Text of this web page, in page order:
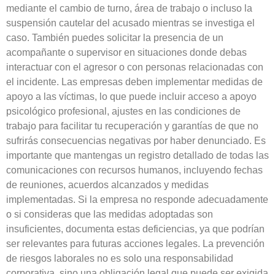
mediante el cambio de turno, área de trabajo o incluso la
suspensión cautelar del acusado mientras se investiga el
caso. También puedes solicitar la presencia de un
acompañante o supervisor en situaciones donde debas
interactuar con el agresor o con personas relacionadas con
el incidente. Las empresas deben implementar medidas de
apoyo a las víctimas, lo que puede incluir acceso a apoyo
psicológico profesional, ajustes en las condiciones de
trabajo para facilitar tu recuperación y garantías de que no
sufrirás consecuencias negativas por haber denunciado. Es
importante que mantengas un registro detallado de todas las
comunicaciones con recursos humanos, incluyendo fechas
de reuniones, acuerdos alcanzados y medidas
implementadas. Si la empresa no responde adecuadamente
o si consideras que las medidas adoptadas son
insuficientes, documenta estas deficiencias, ya que podrían
ser relevantes para futuras acciones legales. La prevención
de riesgos laborales no es solo una responsabilidad